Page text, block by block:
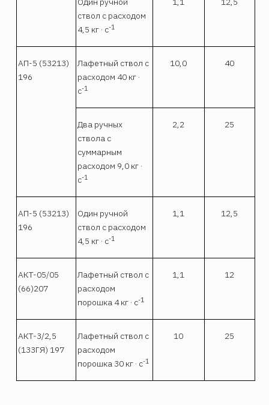
ствол с расходом
4,5 кг · с-1
АП-5 (53213)
196
Лафетный ствол с
расходом 40 кг ·
с-1
10,0 40
Два ручных
ствола с
суммарным
расходом 9,0 кг ·
с-1
2,2 25
АП-5 (53213)
196
Один ручной
ствол с расходом
4,5 кг · с-1
1,1 12,5
АКТ-05/05
(66)207
Лафетный ствол с
расходом
порошка 4 кг · с-1
1,1 12
АКТ-3/2,5
(133ГЯ) 197
Лафетный ствол с
расходом
порошка 30 кг · с-1
10 25